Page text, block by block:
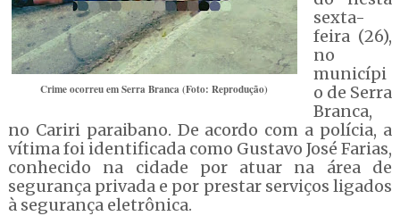
Crime ocorreu em Serra Branca (Foto: Reprodução)
sexta-
feira (26),
no
municípi
o de Serra
Branca,
no Cariri paraibano. De acordo com a polícia, a
vítima foi identificada como Gustavo José Farias,
conhecido na cidade por atuar na área de
segurança privada e por prestar serviços ligados
à segurança eletrônica.